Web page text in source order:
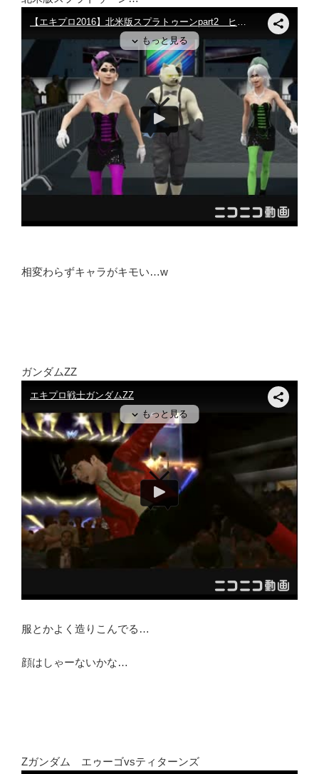
相変わらずキャラがキモい…w
ガンダムZZ
服とかよく造りこんでる…
顔はしゃーないかな…
Zガンダム エゥーゴvsティターンズ